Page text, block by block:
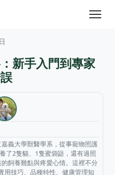
新手入門到專家
義大學獸醫學系，從事寵物照護
了2隻貓、1隻蜜袋鼯，還有過照
飼養難點與疼愛心情。這裡不分
用技巧、品種特性、健康管理知